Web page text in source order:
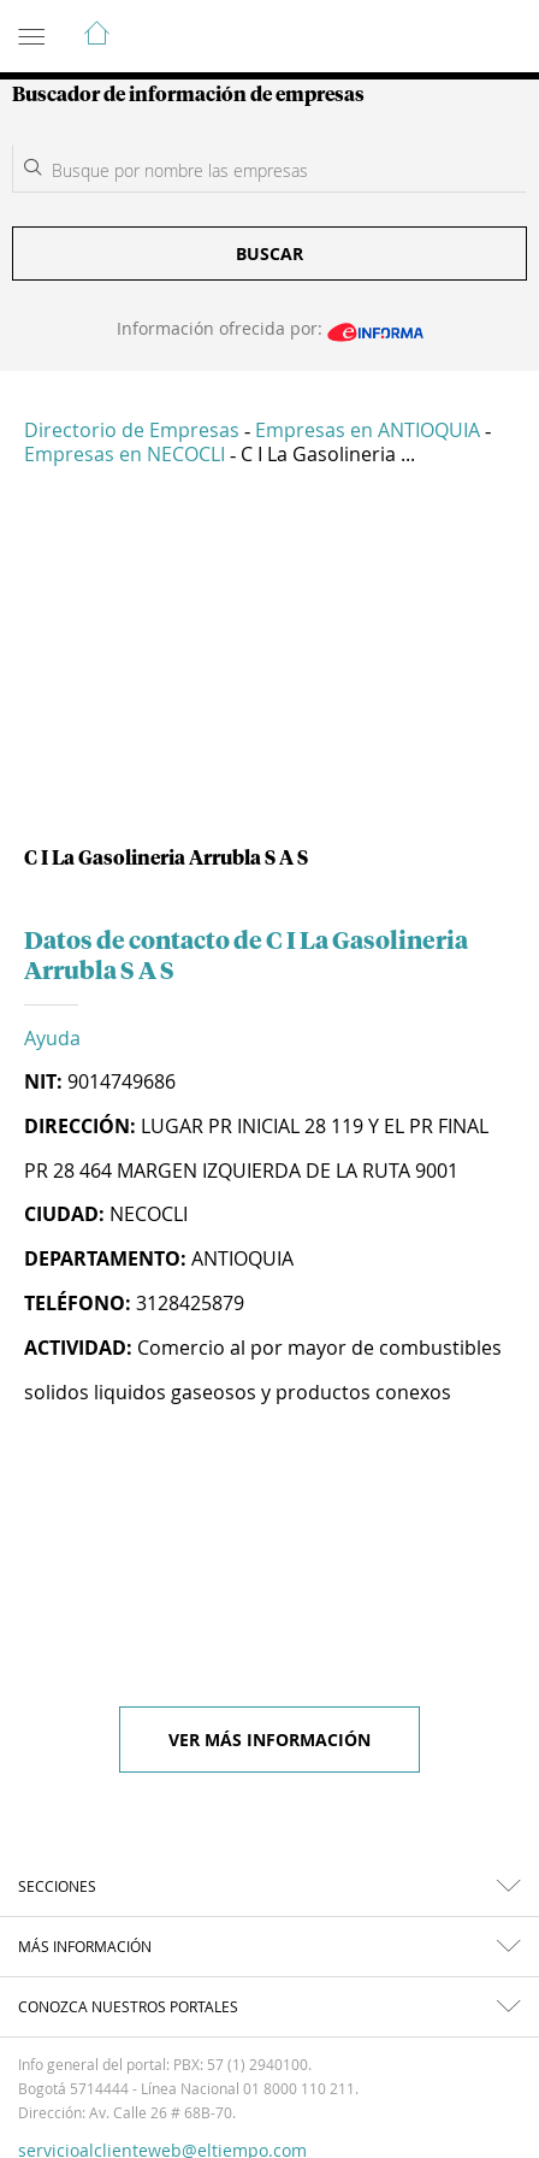
Guía de Empresas Colombianas
Buscador de información de empresas
BUSCAR
Información ofrecida por:
Directorio de Empresas - Empresas en ANTIOQUIA -
Empresas en NECOCLI - C I La Gasolineria ...
C I La Gasolineria Arrubla S A S
Datos de contacto de C I La Gasolineria
Arrubla S A S
Ayuda
NIT: 9014749686
DIRECCIÓN: LUGAR PR INICIAL 28 119 Y EL PR FINAL
PR 28 464 MARGEN IZQUIERDA DE LA RUTA 9001
CIUDAD: NECOCLI
DEPARTAMENTO: ANTIOQUIA
TELÉFONO: 3128425879
ACTIVIDAD: Comercio al por mayor de combustibles
solidos liquidos gaseosos y productos conexos
VER MÁS INFORMACIÓN
SECCIONES
MÁS INFORMACIÓN
CONOZCA NUESTROS PORTALES
Info general del portal: PBX: 57 (1) 2940100.
Bogotá 5714444 - Línea Nacional 01 8000 110 211.
Dirección: Av. Calle 26 # 68B-70.
servicioalclienteweb@eltiempo.com